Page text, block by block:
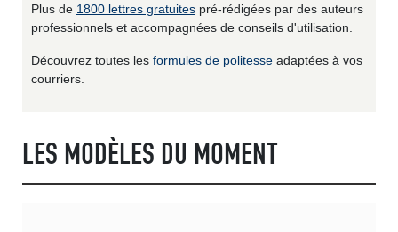
Plus de 1800 lettres gratuites pré-rédigées par des auteurs
professionnels et accompagnées de conseils d'utilisation.
Découvrez toutes les formules de politesse adaptées à vos
courriers.
LES MODÈLES DU MOMENT